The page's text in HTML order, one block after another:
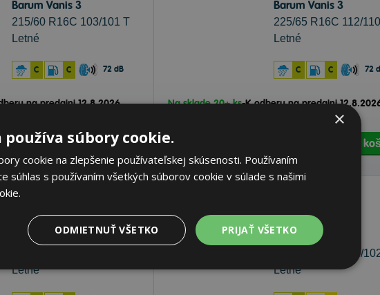
Barum Vanis 3
215/60 R16C 103/101 T
Letné
C C 72 dB
na predajni 12.8.2026
ks Do košíka
Barum Vanis 3
225/65 R16C 112/
Letné
C C 72
Na sklade 20+ ks-K odberu na predajni
116,24 € Do
Barum Vanis 3
Letné
Barum Vanis 3
195/65 R16C 104/
Letné
×
súbory cookie.
cookie na zlepšenie používateľskej skúsenosti. Používaním
súhlas s používaním všetkých súborov cookie v súlade s našimi
PRIJAŤ VŠETKO
ODMIETNUŤ VŠETKO